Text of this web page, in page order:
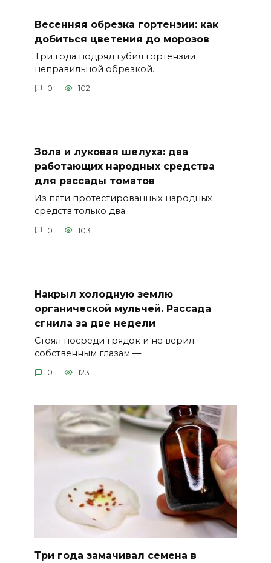
Весенняя обрезка гортензии: как
добиться цветения до морозов
Три года подряд губил гортензии
неправильной обрезкой.
0 102
Зола и луковая шелуха: два
работающих народных средства
для рассады томатов
Из пяти протестированных народных
средств только два
0 103
Накрыл холодную землю
органической мульчей. Рассада
сгнила за две недели
Стоял посреди грядок и не верил
собственным глазам —
0 123
Три года замачивал семена в